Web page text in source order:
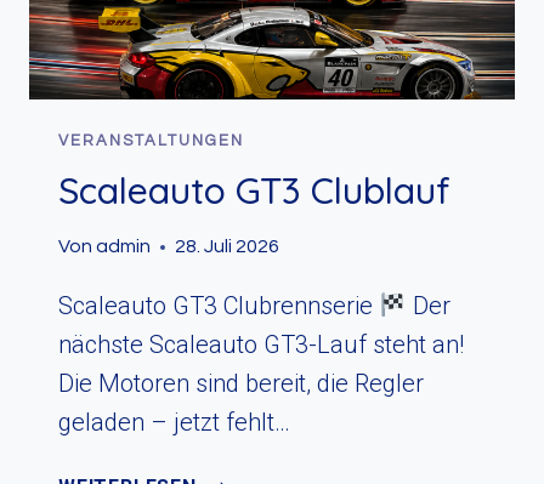
VERANSTALTUNGEN
Scaleauto GT3 Clublauf
Von admin 28. Juli 2026
Scaleauto GT3 Clubrennserie
Der
nächste Scaleauto GT3-Lauf steht an!
Die Motoren sind bereit, die Regler
geladen – jetzt fehlt…